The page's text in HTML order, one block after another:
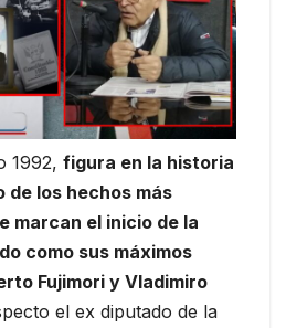
1992, figura en la historia
de los hechos más
marcan el inicio de la
como sus máximos
Fujimori y Vladimiro
el ex diputado de la